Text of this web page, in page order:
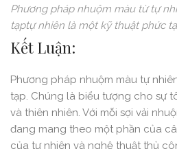
Phương pháp nhuộm màu từ tự
tạptự nhiên là một kỹ thuật phức
Kết Luận:
Phương pháp nhuộm màu tự
tạp. Chúng là biểu tượng cho sự
và thiên nhiên. Với mỗi sợi vải
đang mang theo một phần của
của tự nhiên và nghệ thuật thủ